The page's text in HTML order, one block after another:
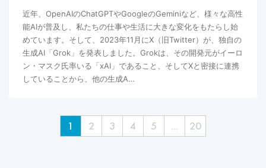
近年、OpenAIのChatGPTやGoogleのGeminiなど、様々な高性
能AIが普及し、私たちの仕事や生活に大きな変化をもたらし始
めています。そして、2023年11月にX（旧Twitter）が、独自の
生成AI「Grok」を発表しました。Grokは、その開発元がイーロ
ン・マスク氏率いる「xAI」であること、そしてXと密接に連携
していることから、他の生成A…
1 2 3 4 5 ... 20